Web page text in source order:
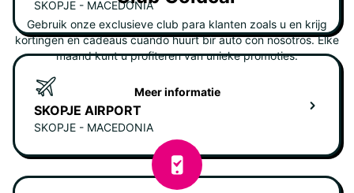
SKOPJE - MACEDONIA
SKOPJE AIRPORT
SKOPJE - MACEDONIA
Gebruik onze exclusieve club para klanten zoals u en krijg
kortingen en cadeaus cuando huurt bir auto con nosotros. Elke
maand kunt u profiteren van unieke promoties.
Meer informatie